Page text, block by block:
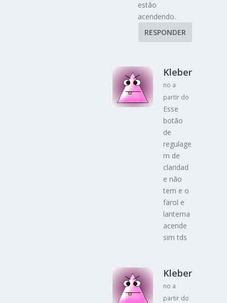
estão
acendendo.
RESPONDER
Kleber
no a
partir do
Esse
botão
de
regulage
m de
claridad
e não
tem e o
farol e
lanterna
acende
sim tds
Kleber
no a
partir do